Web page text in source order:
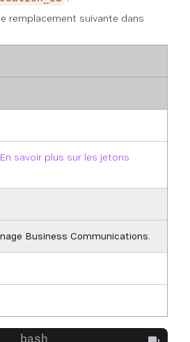
remplacement suivante dans
En savoir plus sur les jetons
Business Communications.